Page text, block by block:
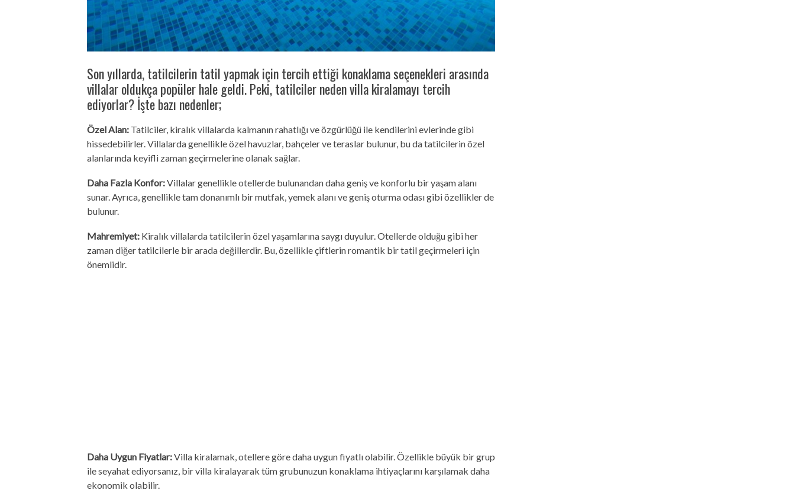
Son yıllarda, tatilcilerin tatil yapmak için tercih ettiği konaklama seçenekleri arasında
villalar oldukça popüler hale geldi. Peki, tatilciler neden villa kiralamayı tercih
ediyorlar? İşte bazı nedenler;
Özel Alan: Tatilciler, kiralık villalarda kalmanın rahatlığı ve özgürlüğü ile kendilerini evlerinde gibi
hissedebilirler. Villalarda genellikle özel havuzlar, bahçeler ve teraslar bulunur, bu da tatilcilerin özel
alanlarında keyifli zaman geçirmelerine olanak sağlar.
Daha Fazla Konfor:Villalar genellikle otellerde bulunandan daha geniş ve konforlu bir yaşam alanı
sunar. Ayrıca, genellikle tam donanımlı bir mutfak, yemek alanı ve geniş oturma odası gibi özellikler de
bulunur.
Mahremiyet: Kiralık villalarda tatilcilerin özel yaşamlarına saygı duyulur. Otellerde olduğu gibi her
zaman diğer tatilcilerle bir arada değillerdir. Bu, özellikle çiftlerin romantik bir tatil geçirmeleri için
önemlidir.
Daha Uygun Fiyatlar:Villa kiralamak, otellere göre daha uygun fiyatlı olabilir. Özellikle büyük bir grup
ile seyahat ediyorsanız, bir villa kiralayarak tüm grubunuzun konaklama ihtiyaçlarını karşılamak daha
ekonomik olabilir.